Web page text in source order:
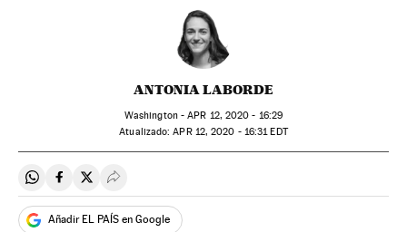
ANTONIA LABORDE
Washington -APR 12, 2020 - 16:29
atualizado: APR12, 2020 - 16:31 EDT
Compartir en Whatsapp
Compartir en Facebook
Compartir en Twitter
Desplegar Redes Sociales
Añadir EL PAÍS en Google